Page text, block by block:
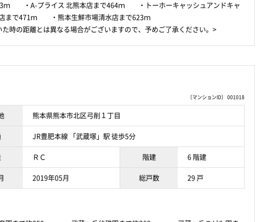
ｍ ・A-プライス 北熊本店まで464ｍ ・トーホーキャッシュアンドキャ
店まで471ｍ ・熊本生鮮市場清水店まで623ｍ
た時の距離とは異なる場合がございますので、予めご了承ください。>
〔マンションID〕 001018
熊本県熊本市北区弓削１丁目
JR豊肥本線 「武蔵塚」駅 徒歩5分
ＲＣ 階建 6 階建
2019年05月 総戸数 29 戸